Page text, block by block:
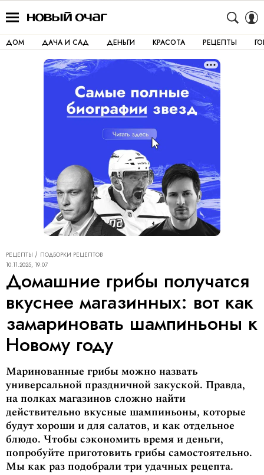
ДОМ ДАЧА И САД ДЕНЬГИ КРАСОТА РЕЦЕПТЫ
РЕЦЕПТЫ
ПОДБОРКИ РЕЦЕПТОВ
10.11.2025, 19:07
Домашние грибы получатся
вкуснее магазинных: вот как
замариновать шампиньоны к
Новому году
Маринованные грибы можно назвать
универсальной праздничной закуской. Правда,
на полках магазинов сложно найти
действительно вкусные шампиньоны, которые
будут хороши и для салатов, и как отдельное
блюдо. Чтобы сэкономить время и деньги,
попробуйте приготовить грибы самостоятельно.
Мы как раз подобрали три удачных рецепта.